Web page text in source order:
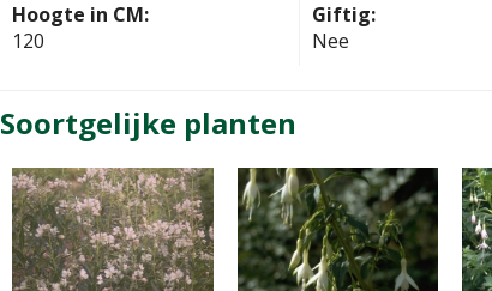
Hoogte in CM:
120
Giftig:
Nee
Soortgelijke planten